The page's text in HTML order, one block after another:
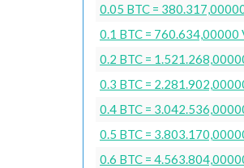
0.05 BTC =
0.1 BTC = 760.634,00000
0.2 BTC =
0.3 BTC =
0.4 BTC =
0.5 BTC =
0.6 BTC =